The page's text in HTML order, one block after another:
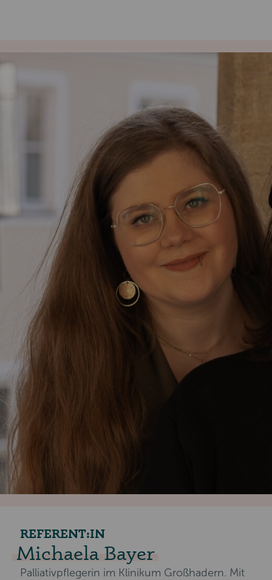
REFERENT:IN
Michaela Bayer
Palliativpflegerin im Klinikum Großhadern. Mit